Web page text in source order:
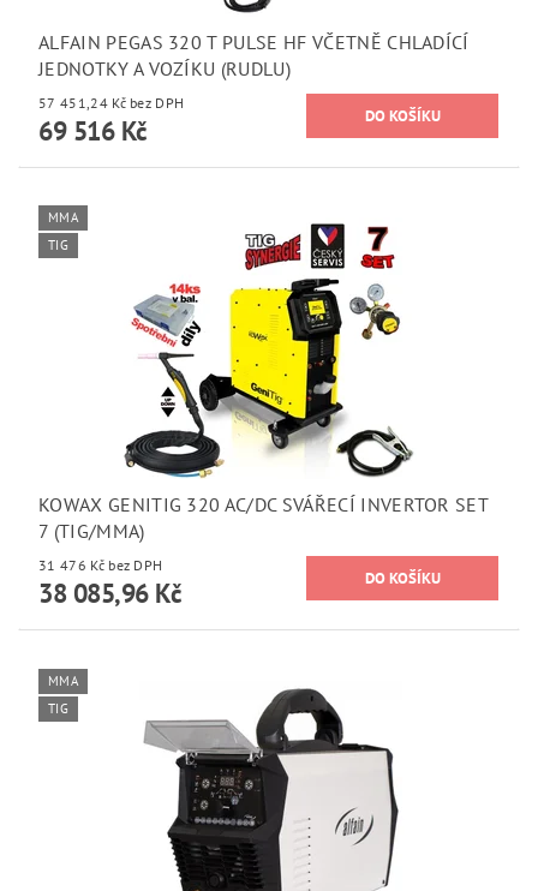
ALFAIN PEGAS 320 T PULSE HF VČETNĚ CHLADÍCÍ
JEDNOTKY A VOZÍKU (RUDLU)
57 451,24 Kč bez DPH
69 516 Kč
MMA
TIG
KOWAX GENITIG 320 AC/DC SVÁŘECÍ INVERTOR SET
7 (TIG/MMA)
31 476 Kč bez DPH
38 085,96 Kč
MMA
TIG